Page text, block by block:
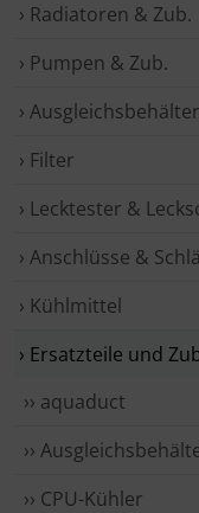
› Radiatoren & Zub.
› Pumpen & Zub.
›
› Filter
› Lecktester &
› Anschlüsse &
› Kühlmittel
› Ersatzteile und
›› aquaduct
››
›› CPU-Kühler